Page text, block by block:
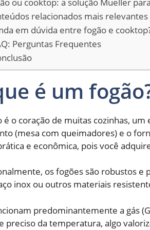
relacionados mais relevantes
em dúvida entre fogão e
Perguntas Frequentes
é um
é o coração de muitas cozinhas,
(mesa com queimadores) e o
e econômica, pois você
os fogões são robustos
inox ou outros materiais
predominantemente a gás
preciso da temperatura, algo